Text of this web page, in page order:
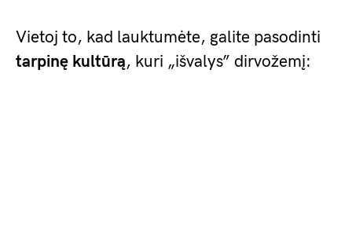
Vietoj to, kad lauktumėte, galite pasodinti
tarpinę kultūrą, kuri „išvalys” dirvožemį: